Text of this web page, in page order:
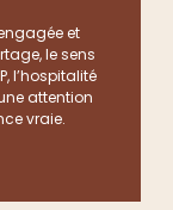
et
le sens
l’hospitalité
attention
vraie.